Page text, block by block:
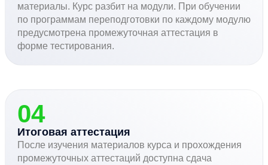
материалы. Курс разбит на модули. При обучении
по программам переподготовки по каждому модулю
предусмотрена промежуточная аттестация в
форме тестирования.
04
Итоговая аттестация
После изучения материалов курса и прохождения
промежуточных аттестаций доступна сдача